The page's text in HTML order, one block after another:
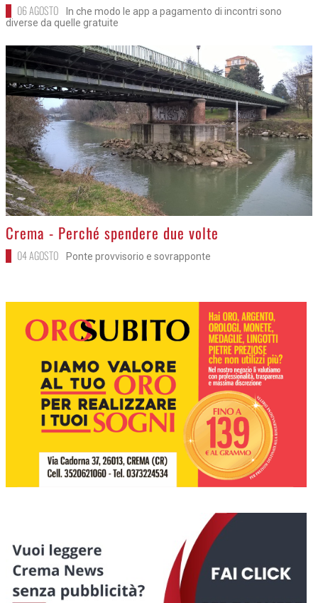
06 AGOSTO
In che modo le app a pagamento di incontri sono
diverse da quelle gratuite
>
Crema - Perché spendere due volte
04 AGOSTO Ponte provvisorio e sovrapponte